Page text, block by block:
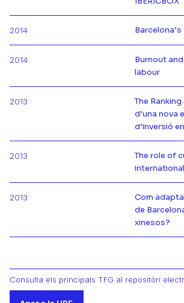
2014
Más
Burnout
labour
2014
Más
The
d’una nova
d’inversió
2013
Más
The role of
2013
Más
Com
de
xinesos?
2013
Más
Consulta els principals TFG al repositòri